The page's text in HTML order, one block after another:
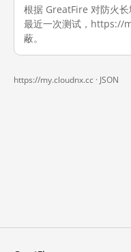
根据 GreatFire 对防火
最近一次测试，https://
蔽。
https://my.cloudnx.cc · JSON